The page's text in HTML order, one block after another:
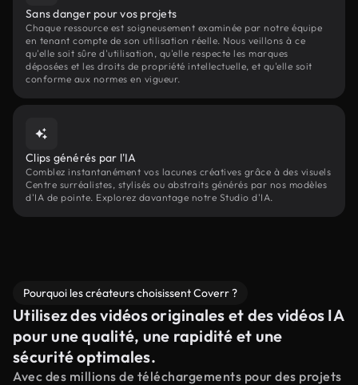
Sans danger pour vos projets
Chaque ressource est soigneusement examinée par notre équipe
en tenant compte de son utilisation réelle. Nous veillons à ce
qu'elle soit sûre d'utilisation, qu'elle respecte les marques
déposées et les droits de propriété intellectuelle, et qu'elle soit
conforme aux normes en vigueur.
Clips générés par l'IA
Comblez instantanément vos lacunes créatives grâce à des visuels
Centre surréalistes, stylisés ou abstraits générés par nos modèles
d'IA de pointe. Explorez davantage notre Studio d'IA.
Pourquoi les créateurs choisissent Coverr ?
Utilisez des vidéos originales et des vidéos IA
pour une qualité, une rapidité et une
sécurité optimales.
Avec des millions de téléchargements pour des projets